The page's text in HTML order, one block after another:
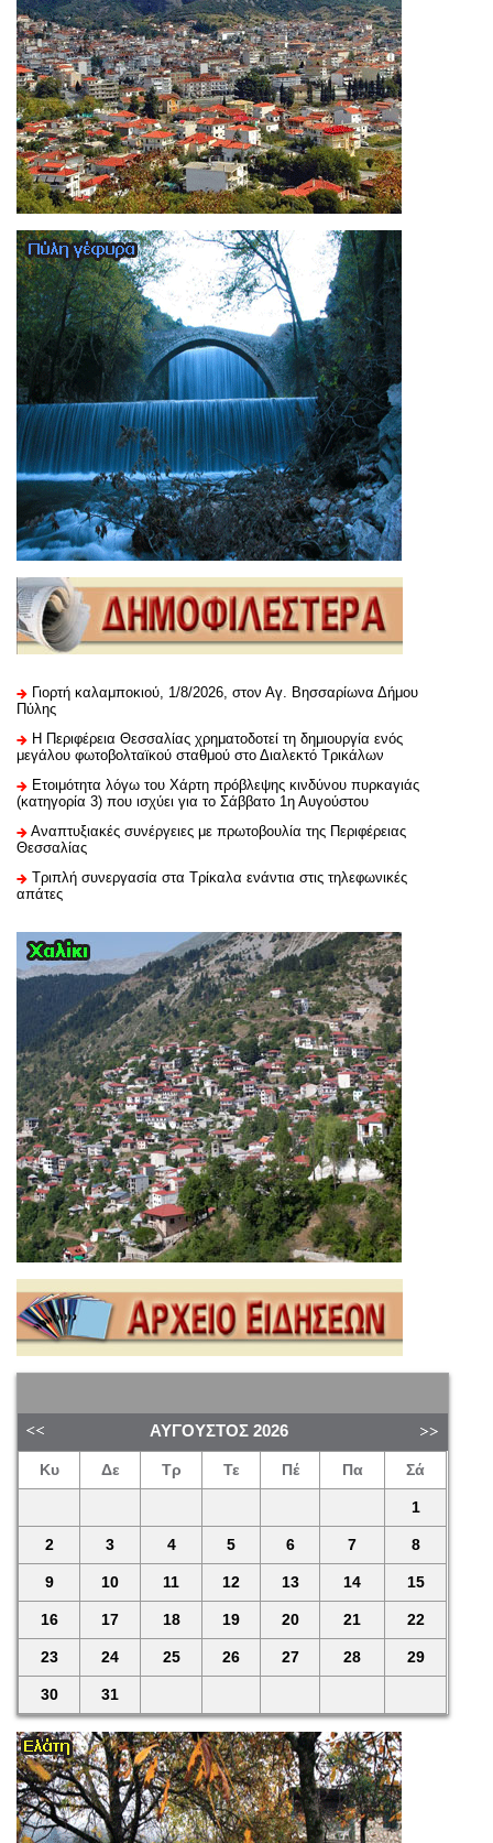
Γιορτή καλαμποκιού, 1/8/2026, στον Αγ. Βησσαρίωνα Δήμου
Πύλης
H Περιφέρεια Θεσσαλίας χρηματοδοτεί τη δημιουργία ενός
μεγάλου φωτοβολταϊκού σταθμού στο Διαλεκτό Τρικάλων
Ετοιμότητα λόγω του Χάρτη πρόβλεψης κινδύνου πυρκαγιάς
(κατηγορία 3) που ισχύει για το Σάββατο 1η Αυγούστου
Αναπτυξιακές συνέργειες με πρωτοβουλία της Περιφέρειας
Θεσσαλίας
Τριπλή συνεργασία στα Τρίκαλα ενάντια στις τηλεφωνικές
απάτες
ΑΎΓΟΥΣΤΟΣ 2026
Κυ Δε Τρ Τε Πέ Πα Σά
1
2 3 4 5 6 7 8
9 10 11 12 13 14 15
16 17 18 19 20 21 22
23 24 25 26 27 28 29
30 31